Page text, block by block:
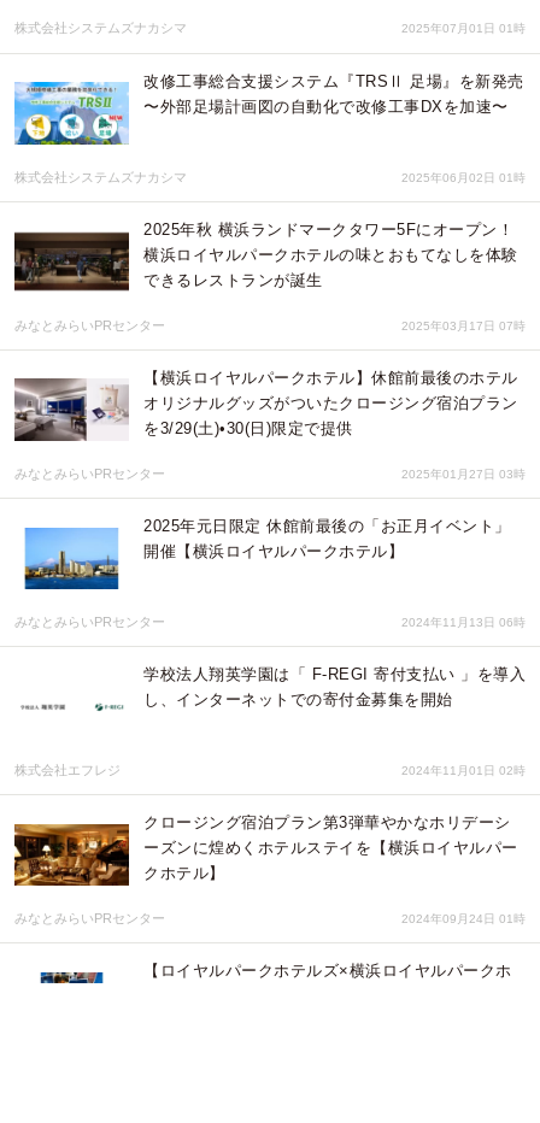
株式会社システムズナカシマ 2025年07月01日 01時
改修工事総合支援システム『TRSⅡ 足場』を新発売
〜外部足場計画図の自動化で改修工事DXを加速〜
株式会社システムズナカシマ 2025年06月02日 01時
2025年秋 横浜ランドマークタワー5Fにオープン！
横浜ロイヤルパークホテルの味とおもてなしを体験
できるレストランが誕生
みなとみらいPRセンター 2025年03月17日 07時
【横浜ロイヤルパークホテル】休館前最後のホテル
オリジナルグッズがついたクロージング宿泊プラン
を3/29(土)•30(日)限定で提供
みなとみらいPRセンター 2025年01月27日 03時
2025年元日限定 休館前最後の「お正月イベント」
開催【横浜ロイヤルパークホテル】
みなとみらいPRセンター 2024年11月13日 06時
学校法人翔英学園は「 F-REGI 寄付支払い 」を導入
し、インターネットでの寄付金募集を開始
株式会社エフレジ 2024年11月01日 02時
クロージング宿泊プラン第3弾華やかなホリデーシ
ーズンに煌めくホテルステイを【横浜ロイヤルパー
クホテル】
みなとみらいPRセンター 2024年09月24日 01時
【ロイヤルパークホテルズ×横浜ロイヤルパークホ